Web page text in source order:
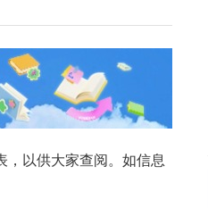
，以供大家查阅。如信息